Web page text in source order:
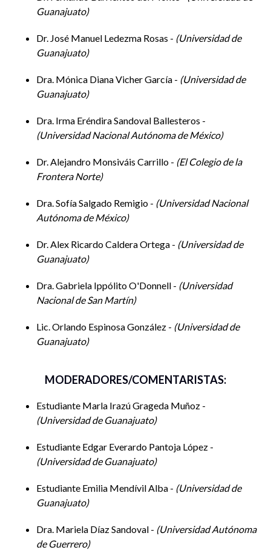
Hora 11:30-13:00
Mesa 1. Sistema político mexicano
Modera: Edgar Pantoja Morán, UG
La relación ejecutivo-legislativo en tiempos de la
autodenominada “4t”
Fernando Patrón Sánchez, UG
MORENA como partido vertical
Ma. Aidé Hernandez García, UG
Presidencialismo y militarización en el siglo XXI
Fernando Barrientos del Monte, UG
Mesa 2. Derechos humanos y sistemas de derechos
Modera:Emilia Arriaga Cano, UG
El derecho humano a la participación ciudadana en
Jesús Soriano Flores y José Manuel Ledezma Rosas, UG
Guanajuato
Dr. José Manuel Ledezma Rosas - Universidad de
Guanajuato
Dra. Mónica Diana Vicher García - Universidad de
Guanajuato
Dra. Irma Eréndira Sandoval Ballesteros -
Universidad Nacional Autónoma de México
Dr. Alejandro Monsiváis Carrillo - El Colegio de la
Frontera Norte
Dra. Sofía Salgado Remigio - Universidad Nacional
Autónoma de México
Dr. Alex Ricardo Caldera Ortega - Universidad de
Guanajuato
Dra. Gabriela Ippólito O'Donnell - Universidad
Nacional de San Martín
Lic. Orlando Espinosa González - Universidad de
Guanajuato
MODERADORES/COMENTARISTAS:
Estudiante Marla Irazú Grageda Muñoz -
Universidad de Guanajuato
Estudiante Edgar Everardo Pantoja López -
Universidad de Guanajuato
Estudiante Emilia Mendívil Alba - Universidad de
Guanajuato
Dra. Mariela Díaz Sandoval - Universidad Autónoma
de Guerrero